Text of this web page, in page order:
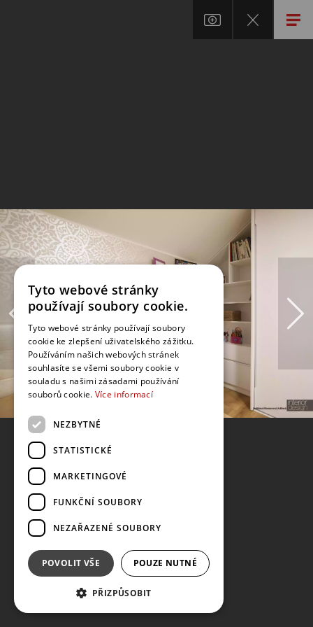
Tyto webové stránky
používají soubory cookie.
Tyto webové stránky používají soubory
cookie ke zlepšení uživatelského zážitku.
Používáním našich webových stránek
souhlasíte se všemi soubory cookie v
souladu s našimi zásadami používání
souborů cookie. Více informací
NEZBYTNÉ
STATISTICKÉ
MARKETINGOVÉ
FUNKČNÍ SOUBORY
NEZAŘAZENÉ SOUBORY
POVOLIT VŠE POUZE NUTNÉ
PŘIZPŮSOBIT